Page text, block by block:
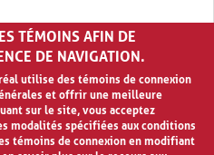
TÉMOINS AFIN DE
DE NAVIGATION.
utilise des témoins de connexion
et offrir une meilleure
sur le site, vous acceptez
modalités spécifiées aux conditions
témoins de connexion en modifiant